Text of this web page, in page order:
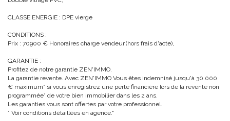
CLASSE ENERGIE : DPE vierge
CONDITIONS :
Prix : 70900 € Honoraires charge vendeur.(hors frais d'acte),
GARANTIE :
Profitez de notre garantie ZEN'IMMO.
La garantie revente. Avec ZEN'IMMO Vous êtes indemnisé jusqu'à 30 000
€ maximum* si vous enregistrez une perte financière lors de la revente non
programmée* de votre bien immobilier dans les 2 ans.
Les garanties vous sont offertes par votre professionnel.
* Voir conditions détaillées en agence."